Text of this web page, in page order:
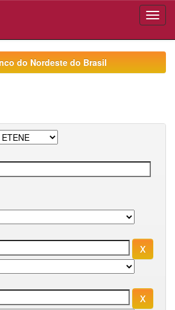
do Nordeste do Brasil